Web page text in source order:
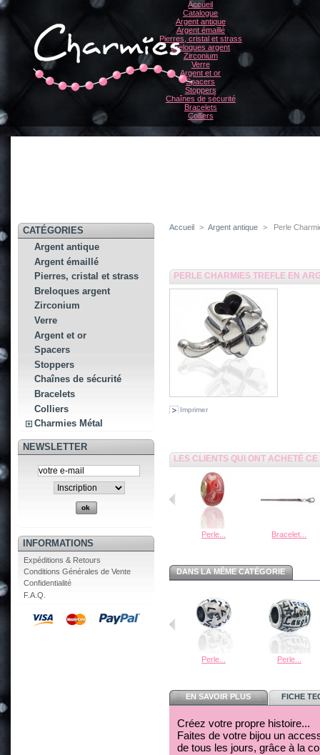
Accueil
Catalogue
Argent antique
Argent émaillé
Pierres, cristal et strass
Breloques argent
Zirconium
Verre
Argent et or
Spacers
Stoppers
Chaînes de sécurité
Bracelets
Colliers
CATÉGORIES
Argent antique
Argent émaillé
Pierres, cristal et strass
Breloques argent
Zirconium
Verre
Argent et or
Spacers
Stoppers
Chaînes de sécurité
Bracelets
Colliers
Charmies Métal
NEWSLETTER
INFORMATIONS
Expéditions & Retours
Conditions Générales de Vente
Confidentialité
F.A.Q.
Accueil > Argent antique > Perle
PERLE CHARMIES TREFLE EN
Imprimer
LES CLIENTS QUI ONT ACHETÉ
Perle... Bracelet...
DANS LA MÊME CATÉGORIE
Perle... Perle...
EN SAVOIR PLUS FICHE
Créez votre propre histoire...
Faites de votre bijou un
de tous les jours, grâce à la